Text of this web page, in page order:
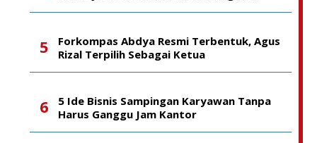
Forkompas Abdya Resmi Terbentuk, Agus
Rizal Terpilih Sebagai Ketua
5 Ide Bisnis Sampingan Karyawan Tanpa
Harus Ganggu Jam Kantor